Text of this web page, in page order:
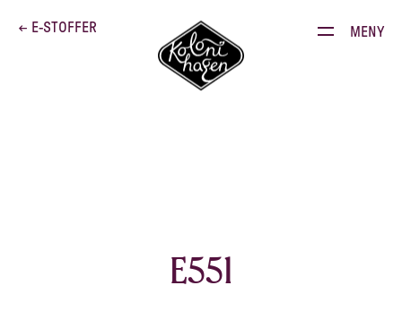
← E-STOFFER MENY
Dette brenner vi for
Produkter
E551